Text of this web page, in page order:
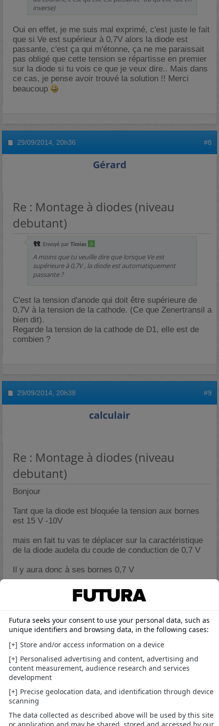
inverse)
Oui en effet, je me suis mal exprimé, c'est juste le fait
que si Ve est supérieur à 0,7V alors la diode est
passante, c'est ça qui m'étonne, ça ne me paraissait
pas obligé que cette tension se répartisse en premier
sur la diode si tu vois ce que je veux dire.. Mais dans
ce cas, je pense avoir trouvé la solution !! Merci
beaucoup
29/09/2014, 20h36 #8
Gérard
Re : Montage à diodes (niveau
debutant)
Envoyé par Timias
A moins que tu veuille dire que lorsque Ve est
supérieure à 0,7V , la diode est automatiquement
passante ?
C'est la tension d'anode qui doit être supérieure de
0,7V à la tension de la cathode. (Ce que Zenertransil a
bien dit).
Regarde la tension de la cathode de D1, elle est de
combien ?
29/09/2014, 20h38 #9
calculair
Re : Montage à diodes (niveau
debutant)
Bonjour
Tant que la diode est bloquée la tension aux bornes
est 15 V -10V
mais en fait tu vas te déplacer sur la caractéristique
de la diode audela du coude de conduction de 0,7 V
Il y aura donc à ses bornes 0,7 V
alors la loi des mailles donne 15 - 0,7 - 10 = 200 I
d'ou la tension apparaissat sur le circuit
Dernière modification par calculair ; 29/09/2014 à
En science " Toute proposition est approximativement vraie "
( Pascal Engel)